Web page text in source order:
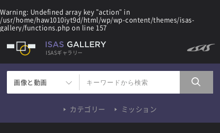
Warning: Undefined array key "action" in
/usr/home/haw1010iyt9d/html/wp/wp-content/themes/isas-
gallery/functions.php on line 157
ISASギャラリー
画像と動画
カテゴリー ミッション